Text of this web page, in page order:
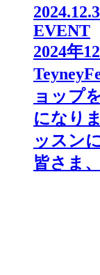
EVENT
2024年
ョップ
になり
ッスン
皆さま